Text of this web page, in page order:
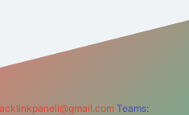
Teams: